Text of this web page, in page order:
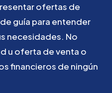
ofertas de
de guía para entender
necesidades. No
u oferta deventa o
financieros de ningún